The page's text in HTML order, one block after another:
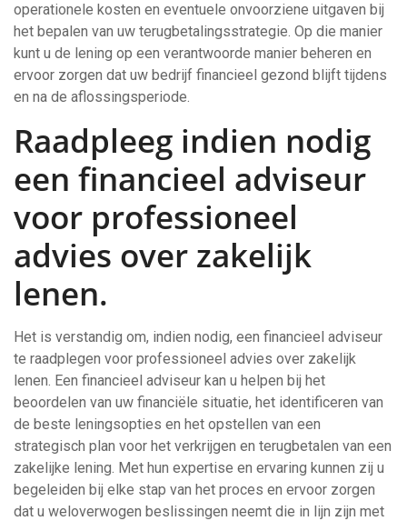
operationele kosten en eventuele onvoorziene uitgaven bij
het bepalen van uw terugbetalingsstrategie. Op die manier
kunt u de lening op een verantwoorde manier beheren en
ervoor zorgen dat uw bedrijf financieel gezond blijft tijdens
en na de aflossingsperiode.
Raadpleeg indien nodig
een financieel adviseur
voor professioneel
advies over zakelijk
lenen.
Het is verstandig om, indien nodig, een financieel adviseur
te raadplegen voor professioneel advies over zakelijk
lenen. Een financieel adviseur kan u helpen bij het
beoordelen van uw financiële situatie, het identificeren van
de beste leningsopties en het opstellen van een
strategisch plan voor het verkrijgen en terugbetalen van een
zakelijke lening. Met hun expertise en ervaring kunnen zij u
begeleiden bij elke stap van het proces en ervoor zorgen
dat u weloverwogen beslissingen neemt die in lijn zijn met